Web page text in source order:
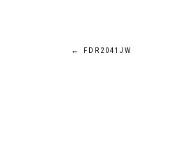
← FDR2041JW